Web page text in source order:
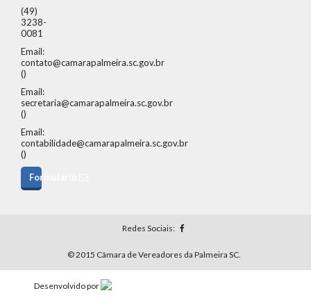
(49)
3238-
0081
Email:
contato@camarapalmeira.sc.gov.br
()
Email:
secretaria@camarapalmeira.sc.gov.br
()
Email:
contabilidade@camarapalmeira.sc.gov.br
()
Formulário
Redes Sociais:
© 2015 Câmara de Vereadores da Palmeira SC.
Desenvolvido por